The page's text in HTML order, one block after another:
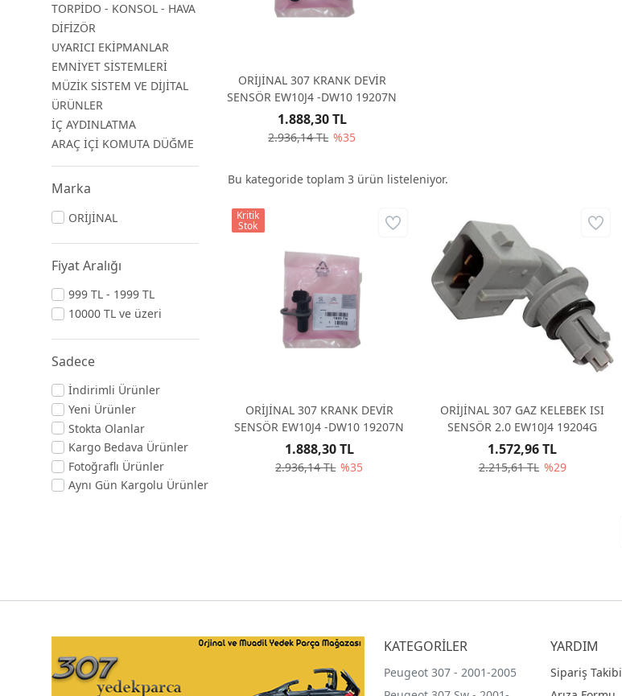
TORPİDO - KONSOL - HAVA
DİFİZÖR
UYARICI EKİPMANLAR
EMNİYET SİSTEMLERİ
MÜZİK SİSTEM VE DİJİTAL
ÜRÜNLER
İÇ AYDINLATMA
ARAÇ İÇİ KOMUTA DÜĞME
Marka
ORİJİNAL
Fiyat Aralığı
999 TL - 1999 TL
10000 TL ve üzeri
Sadece
İndirimli Ürünler
Yeni Ürünler
Stokta Olanlar
Kargo Bedava Ürünler
Fotoğraflı Ürünler
Aynı Gün Kargolu Ürünler
ORİJİNAL 307 KRANK DEVİR
SENSÖR EW10J4 -DW10 19207N
2.936,14 TL %35
1.888,30 TL
Bu kategoride toplam 3 ürün listeleniyor.
ORİJİNAL 307 KRANK DEVİR
SENSÖR EW10J4 -DW10 19207N
2.936,14 TL %35
1.888,30 TL
Kritik
Stok
ORİJİNAL 307 GAZ KELEBEK ISI
SENSÖR 2.0 EW10J4 19204G
2.215,61 TL %29
1.572,96 TL
KATEGORİLER
Peugeot 307 - 2001-2005
YARDIM
Sipariş Takibi